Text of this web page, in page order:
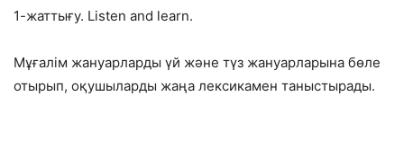
1-жаттығу. Listen and learn.
Мұғалім жануарларды үй және түз жануарларына бөле
отырып, оқушыларды жаңа лексикамен таныстырады.